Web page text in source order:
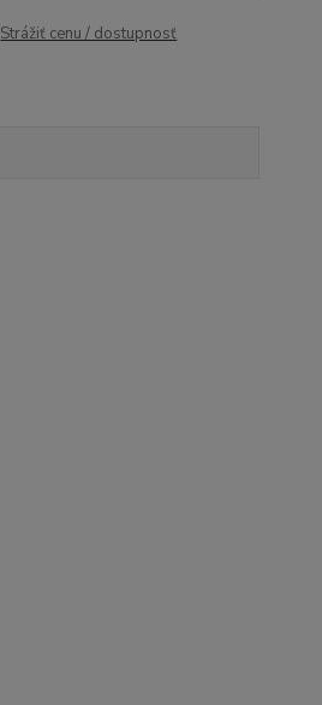
Strážiť cenu / dostupnosť